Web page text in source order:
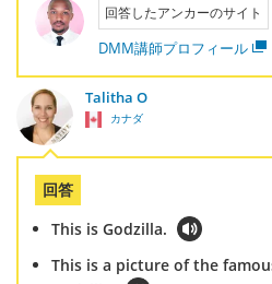
回答したアンカーのサイト
DMM講師プロフィール
Talitha O
カナダ
回答
This is Godzilla.
This is a picture of the